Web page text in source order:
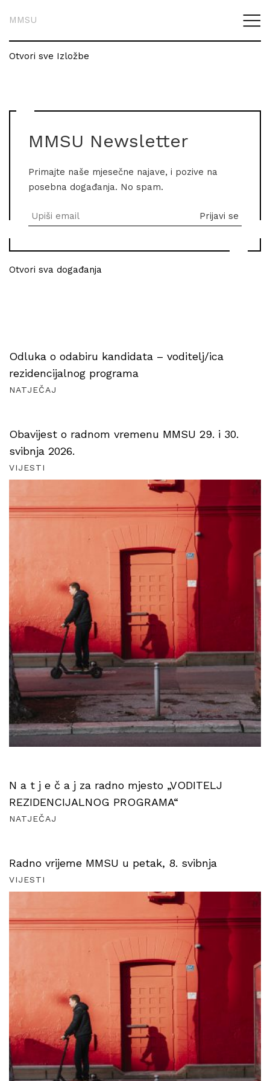
MMSU
Otvori sve Izložbe
MMSU Newsletter
Primajte naše mjesečne najave, i pozive na
posebna događanja. No spam.
Otvori sva događanja
Odluka o odabiru kandidata – voditelj/ica
rezidencijalnog programa
NATJEČAJ
Obavijest o radnom vremenu MMSU 29. i 30.
svibnja 2026.
VIJESTI
N a t j e č a j za radno mjesto „VODITELJ
REZIDENCIJALNOG PROGRAMA“
NATJEČAJ
Radno vrijeme MMSU u petak, 8. svibnja
VIJESTI